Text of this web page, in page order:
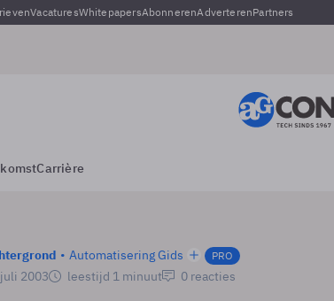
VacaturesWhitepapersAbonnerenAdverterenPartners
Carrière
Automatisering Gids PRO
2003 leestijd 1 minuut 0 reacties